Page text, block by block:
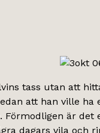
tass utan att
att han ville
är
dagars vila och